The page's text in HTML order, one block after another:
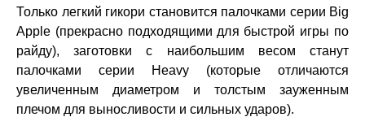
Только легкий гикори становится палочками серии Big
Apple (прекрасно подходящими для быстрой игры по
райду), заготовки с наибольшим весом станут
палочками серии Heavy (которые отличаются
увеличенным диаметром и толстым зауженным
плечом для выносливости и сильных ударов).